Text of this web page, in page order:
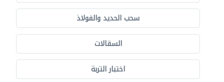
سحب الحديد والفولاذ
السقالات
اختبار التربة